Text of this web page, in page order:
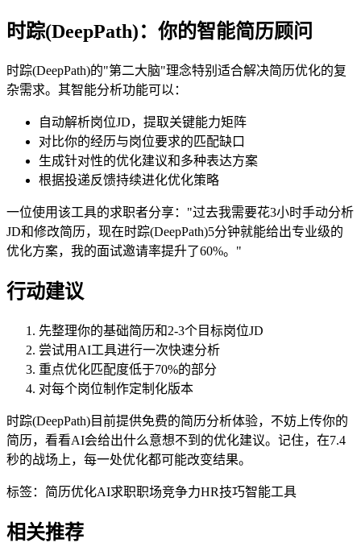
时踪(DeepPath)：你的智能简历顾问
时踪(DeepPath)的"第二大脑"理念特别适合解决简历优化的复
杂需求。其智能分析功能可以：
自动解析岗位JD，提取关键能力矩阵
对比你的经历与岗位要求的匹配缺口
生成针对性的优化建议和多种表达方案
根据投递反馈持续进化优化策略
一位使用该工具的求职者分享："过去我需要花3小时手动分析
JD和修改简历，现在时踪(DeepPath)5分钟就能给出专业级的
优化方案，我的面试邀请率提升了60%。"
行动建议
先整理你的基础简历和2-3个目标岗位JD
尝试用AI工具进行一次快速分析
重点优化匹配度低于70%的部分
对每个岗位制作定制化版本
时踪(DeepPath)目前提供免费的简历分析体验，不妨上传你的
简历，看看AI会给出什么意想不到的优化建议。记住，在7.4
秒的战场上，每一处优化都可能改变结果。
标签： 简历优化AI求职职场竞争力HR技巧智能工具
相关推荐